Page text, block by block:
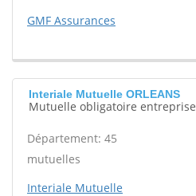
GMF Assurances
Interiale Mutuelle ORLEANS
Mutuelle obligatoire entreprise
Département: 45
mutuelles
Interiale Mutuelle